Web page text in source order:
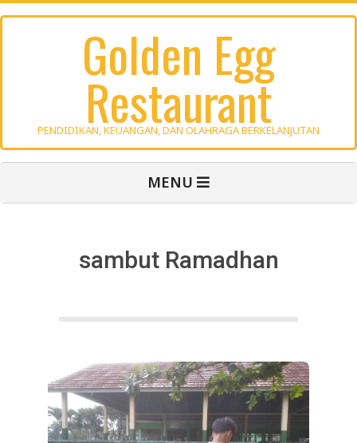
Skip
Golden Egg
Restaurant
PENDIDIKAN, KEUANGAN, DAN OLAHRAGA BERKELANJUTAN
MENU
sambut Ramadhan